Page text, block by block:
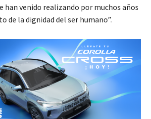
han venido realizando por muchos años
de la dignidad del ser humano”.